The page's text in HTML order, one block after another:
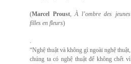
(Marcel Proust,À l’ombre des jeunes
filles en fleurs)
.
“Nghệ thuật và không gì ngoài nghệ thuật,
chúng ta có nghệ thuật để không chết vì